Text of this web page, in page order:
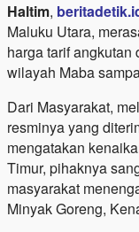
Haltim,
Maluku Utara,
harga tarif angkutan
wilayah Maba
Dari Masyarakat,
resminya yang
mengatakan
Timur, pihaknya
masyarakat
Minyak Goreng,